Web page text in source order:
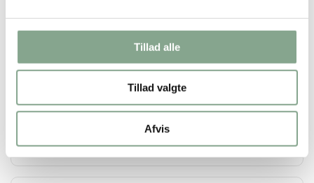
Tillad alle
Tillad valgte
Afvis
WypAll Reach rulle blå 6x107m KRAFTIG
DKK 265,00
På lager